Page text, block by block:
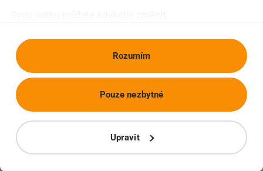
Rozumím
Upravit
Pouze nezbytné